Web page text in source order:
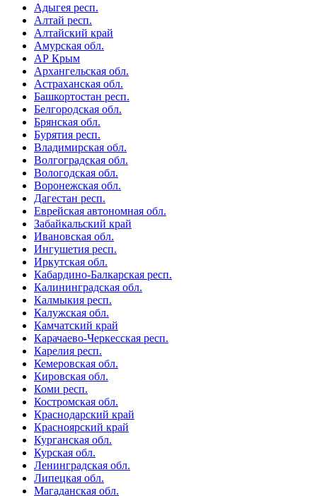
Адыгея респ.
Алтай респ.
Алтайский край
Амурская обл.
АР Крым
Архангельская обл.
Астраханская обл.
Башкортостан респ.
Белгородская обл.
Брянская обл.
Бурятия респ.
Владимирская обл.
Волгоградская обл.
Вологодская обл.
Воронежская обл.
Дагестан респ.
Еврейская автономная обл.
Забайкальский край
Ивановская обл.
Ингушетия респ.
Иркутская обл.
Кабардино-Балкарская респ.
Калининградская обл.
Калмыкия респ.
Калужская обл.
Камчатский край
Карачаево-Черкесская респ.
Карелия респ.
Кемеровская обл.
Кировская обл.
Коми респ.
Костромская обл.
Краснодарский край
Красноярский край
Курганская обл.
Курская обл.
Ленинградская обл.
Липецкая обл.
Магаданская обл.